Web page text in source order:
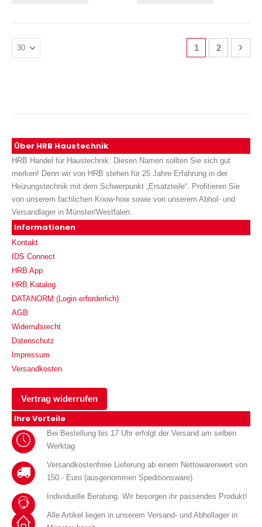
SeiteSie lesen
1 Seite
2 Seite
Über HRB Haustechnik
HRB Handel für Haustechnik. Diesen Namen sollten Sie sich gut
merken! Denn wir von HRB stehen für 25 Jahre Erfahrung in der
Heizungstechnik mit dem Schwerpunkt „Ersatzteile“. Profitieren Sie
von unserem fachlichen Know-how sowie von unserem Abhol- und
Versandlager in Münster/Westfalen.
Informationen
Kontakt
IDS Connect
HRB App
HRB Katalog
DATANORM (Login erforderlich)
AGB
Widerrufsrecht
Datenschutz
Impressum
Versandkosten
Vertrag widerrufen
Ihre Vorteile
Bei Bestellung bis 17 Uhr erfolgt der Versand am selben
Werktag
Versandkostenfreie Lieferung ab einem Nettowarenwert von
150.- Euro (ausgenommen Speditionsware).
Individuelle Beratung. Wir besorgen ihr passendes Produkt!
Alle Artikel liegen in unserem Versand- und Abhollager in